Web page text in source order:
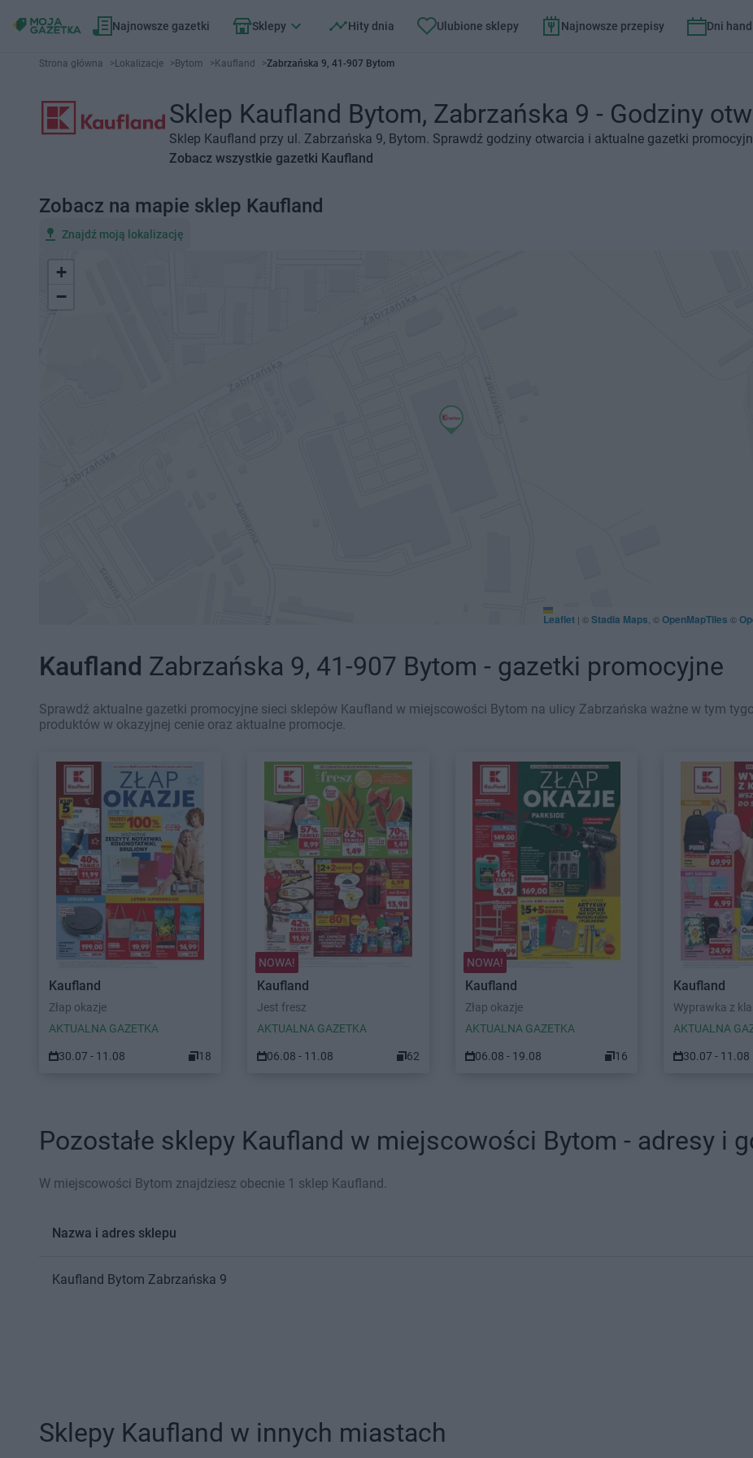
Najnowsze gazetki Sklepy Hity dnia Ulubione sklepy Najnowsze przepisy Dni
Strona główna >Lokalizacje >Bytom >Kaufland >Zabrzańska 9, 41-907 Bytom
Sklep Kaufland Bytom, Zabrzańska 9 - Godziny
Sklep Kaufland przy ul. Zabrzańska 9, Bytom. Sprawdź godziny otwarcia i aktualne gazetki
Zobacz wszystkie gazetki Kaufland
Zobacz na mapie sklep Kaufland
Znajdź moją lokalizację
+
−
Leaflet | ©Stadia Maps , ©OpenMapTiles ©
Kaufland Zabrzańska 9, 41-907 Bytom - gazetki promocyjne
Sprawdź aktualne gazetki promocyjne sieci sklepów Kaufland w miejscowości Bytom na ulicy Zabrzańska ważne w tym
produktów w okazyjnej cenie oraz aktualne promocje.
Kaufland
Złap okazje
AKTUALNA GAZETKA
30.07 - 11.08 18
NOWA!
Kaufland
Jest fresz
AKTUALNA GAZETKA
06.08 - 11.08 62
NOWA!
Kaufland
Złap okazje
AKTUALNA GAZETKA
06.08 - 19.08 16
Kaufland
Wyprawka z
AKTUALNA
30.07 - 11.08
Pozostałe sklepy Kaufland w miejscowości Bytom - adresy i
W miejscowości Bytom znajdziesz obecnie 1 sklep Kaufland.
Nazwa i adres sklepu
Kaufland Bytom Zabrzańska 9
Sklepy Kaufland w innych miastach